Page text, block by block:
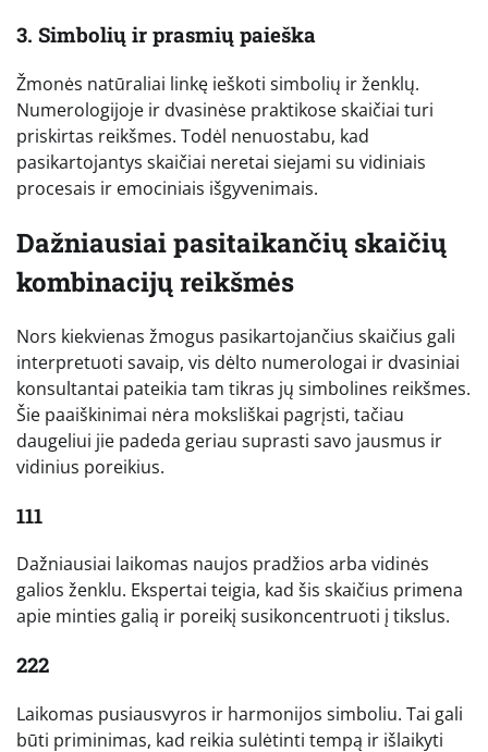
3. Simbolių ir prasmių paieška
Žmonės natūraliai linkę ieškoti simbolių ir ženklų.
Numerologijoje ir dvasinėse praktikose skaičiai turi
priskirtas reikšmes. Todėl nenuostabu, kad
pasikartojantys skaičiai neretai siejami su vidiniais
procesais ir emociniais išgyvenimais.
Dažniausiai pasitaikančių skaičių
kombinacijų reikšmės
Nors kiekvienas žmogus pasikartojančius skaičius gali
interpretuoti savaip, vis dėlto numerologai ir dvasiniai
konsultantai pateikia tam tikras jų simbolines reikšmes.
Šie paaiškinimai nėra moksliškai pagrįsti, tačiau
daugeliui jie padeda geriau suprasti savo jausmus ir
vidinius poreikius.
111
Dažniausiai laikomas naujos pradžios arba vidinės
galios ženklu. Ekspertai teigia, kad šis skaičius primena
apie minties galią ir poreikį susikoncentruoti į tikslus.
222
Laikomas pusiausvyros ir harmonijos simboliu. Tai gali
būti priminimas, kad reikia sulėtinti tempą ir išlaikyti